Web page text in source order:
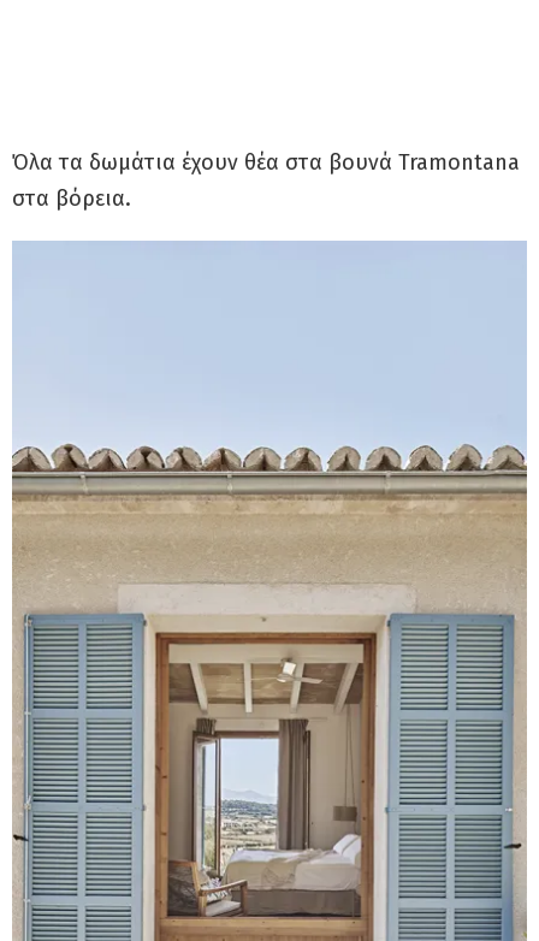
Όλα τα δωμάτια έχουν θέα στα βουνά Tramontana
στα βόρεια.